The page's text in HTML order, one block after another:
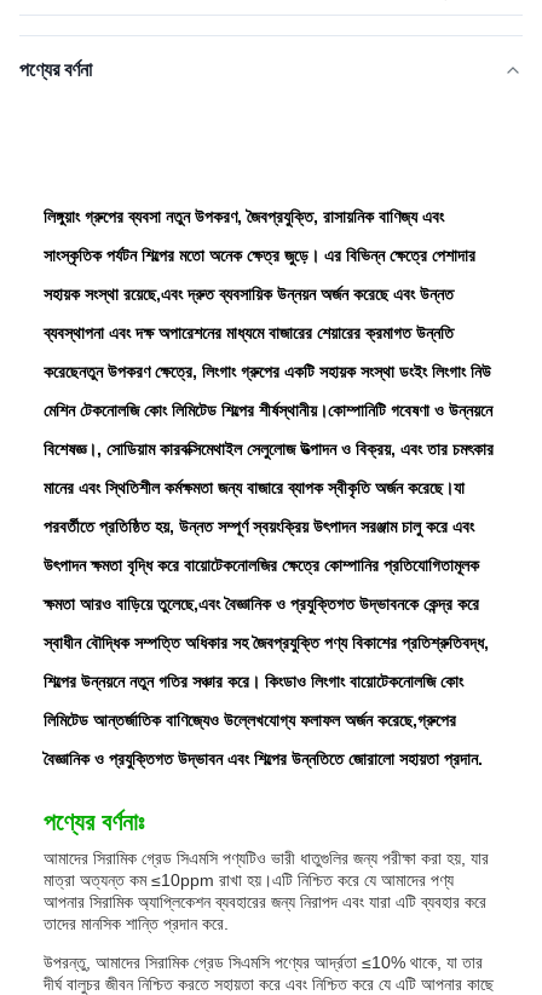
পণ্যের বর্ণনা
লিঙ্গুয়াং গ্রুপের ব্যবসা নতুন উপকরণ, জৈবপ্রযুক্তি, রাসায়নিক বাণিজ্য এবং
সাংস্কৃতিক পর্যটন শিল্পের মতো অনেক ক্ষেত্র জুড়ে। এর বিভিন্ন ক্ষেত্রে পেশাদার
সহায়ক সংস্থা রয়েছে,এবং দ্রুত ব্যবসায়িক উন্নয়ন অর্জন করেছে এবং উন্নত
ব্যবস্থাপনা এবং দক্ষ অপারেশনের মাধ্যমে বাজারের শেয়ারের ক্রমাগত উন্নতি
করেছেনতুন উপকরণ ক্ষেত্রে, লিংগাং গ্রুপের একটি সহায়ক সংস্থা ডংইং লিংগাং নিউ
মেশিন টেকনোলজি কোং লিমিটেড শিল্পের শীর্ষস্থানীয়।কোম্পানিটি গবেষণা ও উন্নয়নে
বিশেষজ্ঞ।, সোডিয়াম কারবক্সিমেথাইল সেলুলোজ উত্পাদন ও বিক্রয়, এবং তার চমৎকার
মানের এবং স্থিতিশীল কর্মক্ষমতা জন্য বাজারে ব্যাপক স্বীকৃতি অর্জন করেছে।যা
পরবর্তীতে প্রতিষ্ঠিত হয়, উন্নত সম্পূর্ণ স্বয়ংক্রিয় উৎপাদন সরঞ্জাম চালু করে এবং
উৎপাদন ক্ষমতা বৃদ্ধি করে বায়োটেকনোলজির ক্ষেত্রে কোম্পানির প্রতিযোগিতামূলক
ক্ষমতা আরও বাড়িয়ে তুলেছে,এবং বৈজ্ঞানিক ও প্রযুক্তিগত উদ্ভাবনকে কেন্দ্র করে
স্বাধীন বৌদ্ধিক সম্পত্তি অধিকার সহ জৈবপ্রযুক্তি পণ্য বিকাশের প্রতিশ্রুতিবদ্ধ,
শিল্পের উন্নয়নে নতুন গতির সঞ্চার করে। কিংডাও লিংগাং বায়োটেকনোলজি কোং
লিমিটেড আন্তর্জাতিক বাণিজ্যেও উল্লেখযোগ্য ফলাফল অর্জন করেছে,গ্রুপের
বৈজ্ঞানিক ও প্রযুক্তিগত উদ্ভাবন এবং শিল্পের উন্নতিতে জোরালো সহায়তা প্রদান.
পণ্যের বর্ণনাঃ
আমাদের সিরামিক গ্রেড সিএমসি পণ্যটিও ভারী ধাতুগুলির জন্য পরীক্ষা করা হয়, যার
মাত্রা অত্যন্ত কম ≤10ppm রাখা হয়।এটি নিশ্চিত করে যে আমাদের পণ্য
আপনার সিরামিক অ্যাপ্লিকেশন ব্যবহারের জন্য নিরাপদ এবং যারা এটি ব্যবহার করে
তাদের মানসিক শান্তি প্রদান করে.
উপরন্তু, আমাদের সিরামিক গ্রেড সিএমসি পণ্যের আর্দ্রতা ≤10% থাকে, যা তার
দীর্ঘ বালুচর জীবন নিশ্চিত করতে সহায়তা করে এবং নিশ্চিত করে যে এটি আপনার কাছে